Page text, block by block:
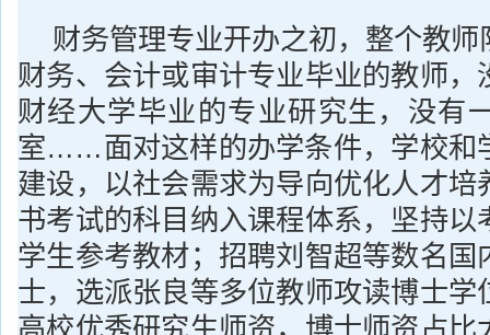
财务管理专业开办之初，整个教
财务、会计或审计专业毕业的教师，
财经大学毕业的专业研究生，没有
室……面对这样的办学条件，学校和
建设，以社会需求为导向优化人才培
书考试的科目纳入课程体系，坚持以
学生参考教材；招聘刘智超等数名国
士，选派张良等多位教师攻读博士学
高校优秀研究生师资，博士师资占比